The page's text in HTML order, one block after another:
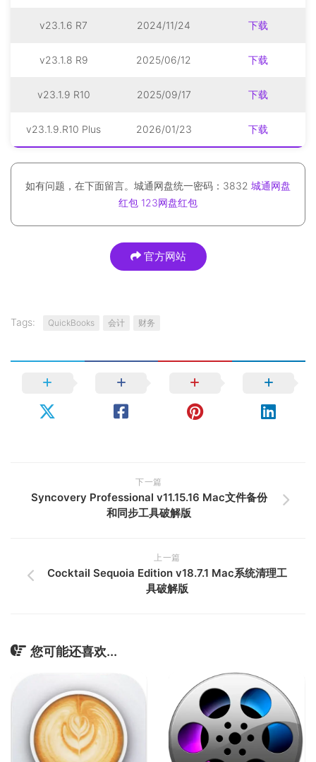
v23.1.6 R7 2024/11/24 下载
v23.1.8 R9 2025/06/12 下载
v23.1.9 R10 2025/09/17 下载
v23.1.9.R10 Plus 2026/01/23 下载
如有问题，在下面留言。城通网盘统一密码：3832 城通网盘
红包 123网盘红包
官方网站
Tags: QuickBooks 会计 财务
下一篇
Syncovery Professional v11.15.16 Mac文件备份
和同步工具破解版
上一篇
Cocktail Sequoia Edition v18.7.1 Mac系统清理工
具破解版
您可能还喜欢...